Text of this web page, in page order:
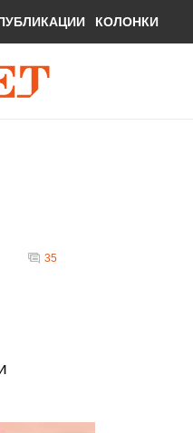
КОЛОНКИ
35